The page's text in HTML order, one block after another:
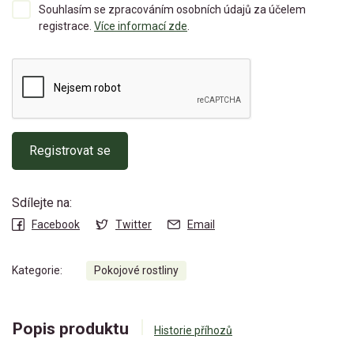
Souhlasím se zpracováním osobních údajů za účelem
registrace. Více informací zde.
Registrovat se
Sdílejte na:
Facebook Twitter Email
Kategorie: Pokojové rostliny
Popis produktu Historie příhozů